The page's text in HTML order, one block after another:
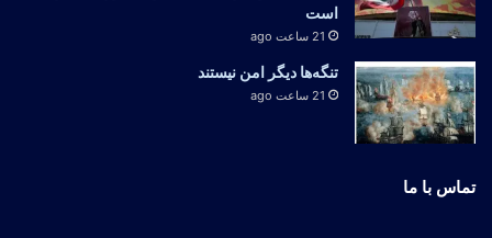
است
21 ساعت ago
تنگه‌ها دیگر امن نیستند
21 ساعت ago
تماس با ما